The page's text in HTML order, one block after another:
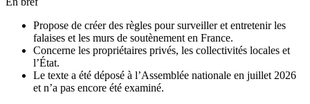
Propose de créer des règles pour surveiller et entretenir les
falaises et les murs de soutènement en France.
Concerne les propriétaires privés, les collectivités locales et
l’État.
Le texte a été déposé à l’Assemblée nationale en juillet 2026
et n’a pas encore été examiné.